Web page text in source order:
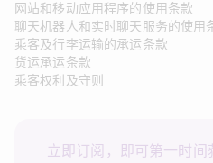
网站和移动应用程序的使用条款
聊天机器人和实时聊天服务的使用
乘客及行李运输的承运条款
货运承运条款
乘客权利及守则
立即订阅，即可第一时